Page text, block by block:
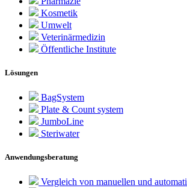
Kosmetik
Umwelt
Veterinärmedizin
Öffentliche Institute
Lösungen
BagSystem
Plate & Count system
JumboLine
Steriwater
Anwendungsberatung
Vergleich von manuellen und